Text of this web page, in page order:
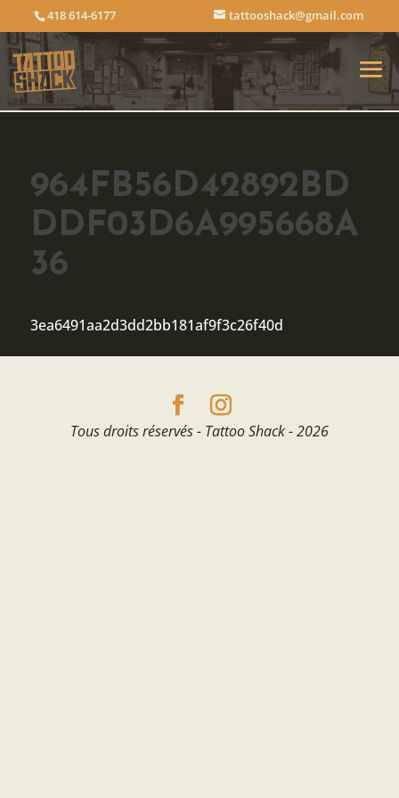
418 614-6177 tattooshack@gmail.com
964FB56D42892BD
DDF03D6A995668A
36
3ea6491aa2d3dd2bb181af9f3c26f40d
Tous droits réservés - Tattoo Shack - 2026